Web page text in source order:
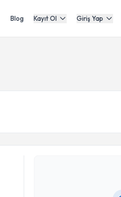
Blog Kayıt Ol Giriş Yap